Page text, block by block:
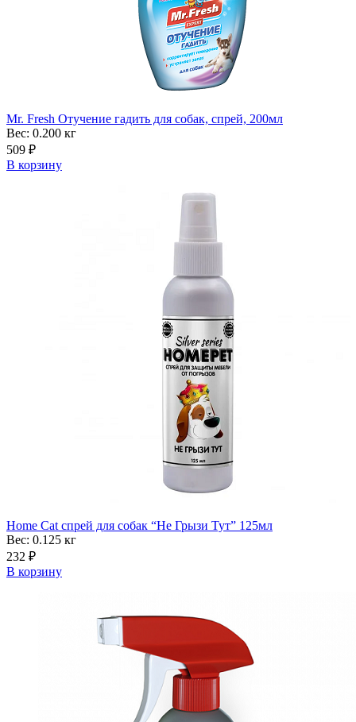
Mr. Fresh Отучение гадить для собак, спрей, 200мл
Вес: 0.200 кг
509 ₽
В корзину
Home Cat спрей для собак “Не Грызи Тут” 125мл
Вес: 0.125 кг
232 ₽
В корзину